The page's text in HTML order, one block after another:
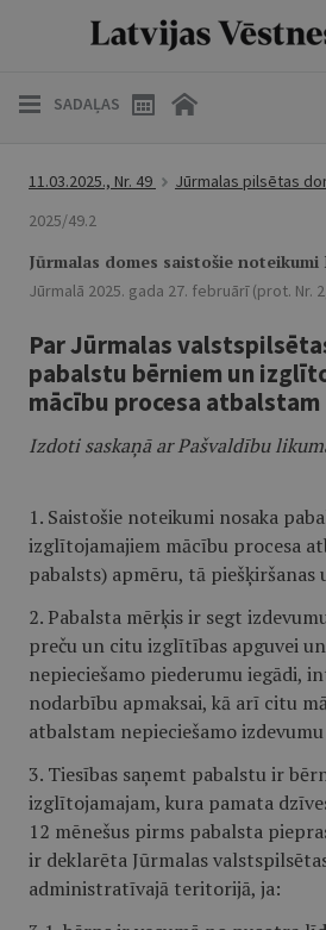
SADAĻAS
11.03.2025., Nr. 49
Jūrmalas pilsētas
2025/49.2
Jūrmalas domes saistošie noteikumi
Jūrmalā 2025. gada 27. februārī (prot. Nr.
Par Jūrmalas
pabalstu bērniem un
mācību procesa atbalstam
Izdoti saskaņā ar Pašvaldību
1. Saistošie noteikumi nosaka
izglītojamajiem mācību procesa
pabalsts) apmēru, tā piešķiršanas
2. Pabalsta mērķis ir segt
preču un citu izglītības apguvei
nepieciešamo piederumu iegādi,
nodarbību apmaksai, kā arī citu
atbalstam nepieciešamo
3. Tiesības saņemt pabalstu ir
izglītojamajam, kura pamata
12 mēnešus pirms pabalsta
ir deklarēta Jūrmalas
administratīvajā teritorijā, ja: